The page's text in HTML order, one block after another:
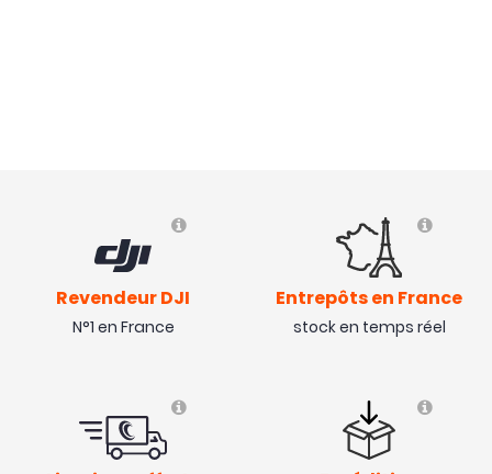
Revendeur DJI
N°1 en France
Entrepôts en France
stock en temps réel